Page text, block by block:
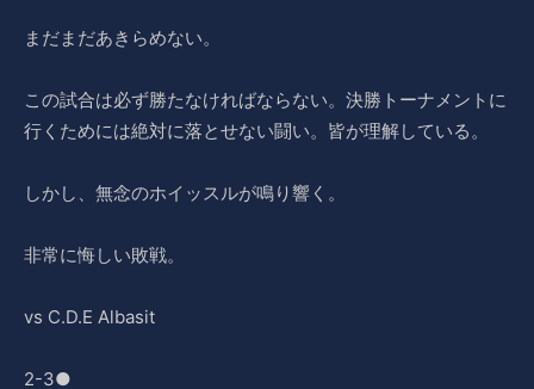
まだまだあきらめない。
この試合は必ず勝たなければならない。決勝トーナメントに
行くためには絶対に落とせない闘い。皆が理解している。
しかし、無念のホイッスルが鳴り響く。
非常に悔しい敗戦。
vs C.D.E Albasit
2-3●